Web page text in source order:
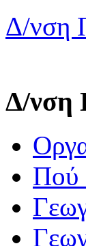
Δ/νση
Δ/νση
Πού